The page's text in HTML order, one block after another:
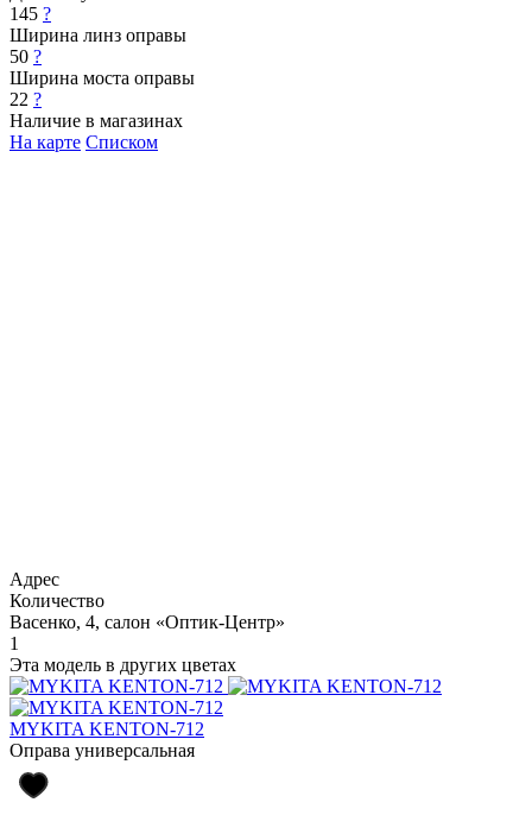
145 ?
Ширина линз оправы
50 ?
Ширина моста оправы
22 ?
Наличие в магазинах
На карте Списком
Адрес
Количество
Васенко, 4, салон «Оптик-Центр»
1
Эта модель в других цветах
MYKITA KENTON-712
Оправа универсальная